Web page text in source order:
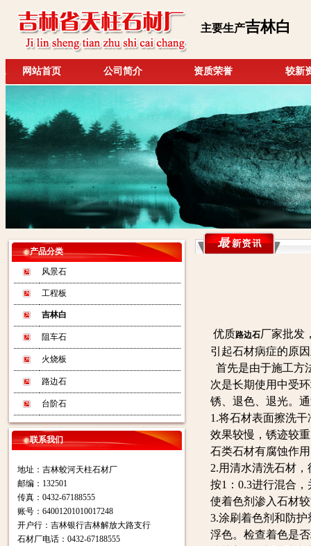
主要生产吉林白
网站首页 公司简介 资质荣誉 较新
产品分类
风景石
工程板
吉林白
阻车石
火烧板
路边石
台阶石
联系我们
地址：吉林蛟河天柱石材厂
邮编：132501
传真：0432-67188555
账号：64001201010017248
开户行：吉林银行吉林解放大路支行
石材厂电话：0432-67188555
优质路边石厂家批发
引起石材病症的原
首先是由于施工方
次是长期使用中受
锈、退色、退光。
1.将石材表面擦洗
效果较慢，锈迹较
石类石材有腐蚀作
2.用清水清洗石材
按1：0.3进行混合
使着色剂渗入石材
3.涂刷着色剂和防
浮色。检查着色是